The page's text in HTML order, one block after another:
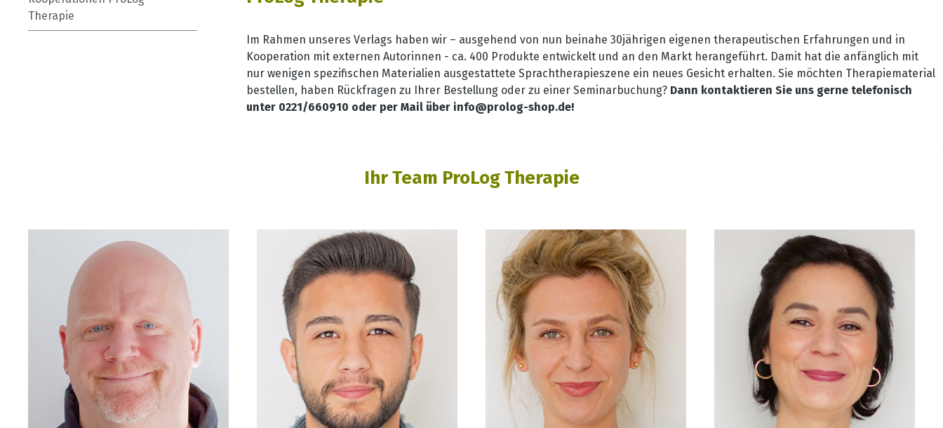
Therapie
Im Rahmen unseres Verlags haben wir – ausgehend von nun beinahe 30jährigen eigenen therapeutischen Erfahrungen und in
Kooperation mit externen Autorinnen - ca. 400 Produkte entwickelt und an den Markt herangeführt. Damit hat die anfänglich mit
nur wenigen spezifischen Materialien ausgestattete Sprachtherapieszene ein neues Gesicht erhalten. Sie möchten Therapiematerial
bestellen, haben Rückfragen zu Ihrer Bestellung oder zu einer Seminarbuchung? Dann kontaktieren Sie uns gerne telefonisch
unter 0221/660910 oder per Mail über info@prolog-shop.de!
Ihr Team ProLog Therapie